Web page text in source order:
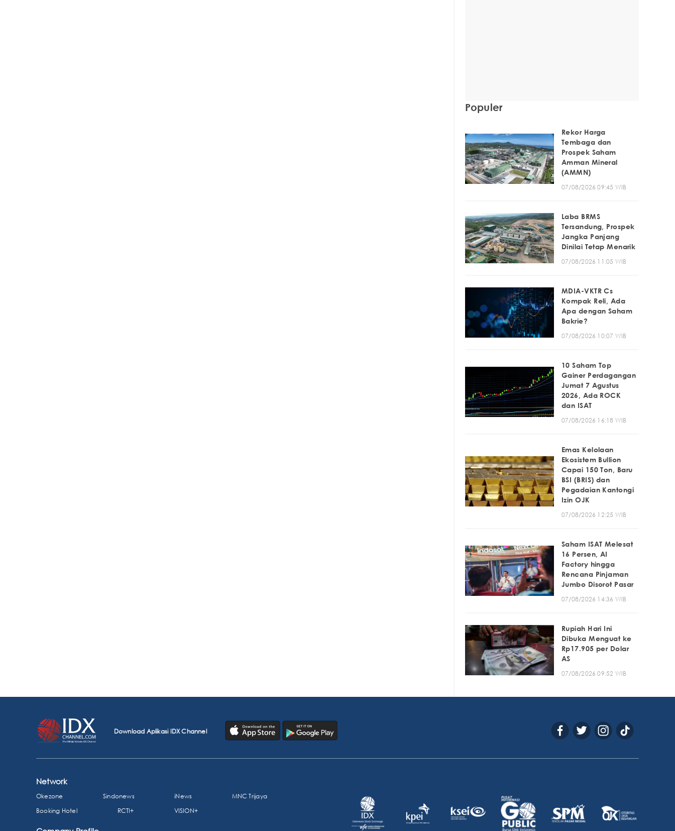
Populer
Rekor Harga
Tembaga dan
Prospek Saham
Amman Mineral
(AMMN)
07/08/2026 09:45 WIB
Laba BRMS
Tersandung, Prospek
Jangka Panjang
Dinilai Tetap Menarik
07/08/2026 11:05 WIB
MDIA-VKTR Cs
Kompak Reli, Ada
Apa dengan Saham
Bakrie?
07/08/2026 10:07 WIB
10 Saham Top
Gainer Perdagangan
Jumat 7 Agustus
2026, Ada ROCK
dan ISAT
07/08/2026 16:18 WIB
Emas Kelolaan
Ekosistem Bullion
Capai 150 Ton, Baru
BSI (BRIS) dan
Pegadaian Kantongi
Izin OJK
07/08/2026 12:25 WIB
Saham ISAT Melesat
16 Persen, AI
Factory hingga
Rencana Pinjaman
Jumbo Disorot Pasar
07/08/2026 14:36 WIB
Rupiah Hari Ini
Dibuka Menguat ke
Rp17.905 per Dolar
AS
07/08/2026 09:52 WIB
Download Aplikasi IDX Channel
Network
Okezone Sindonews iNews
MNC Trijaya
Booking Hotel
RCTI+ VISION+